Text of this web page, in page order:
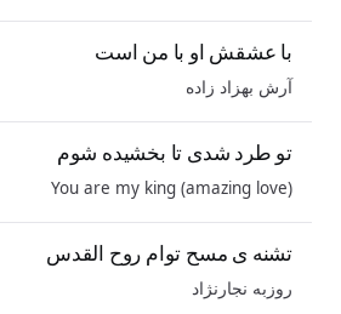
با عشقش او با من است
آرش بهزاد زاده
تو طرد شدی تا بخشیده شوم
You are my king (amazing love)
تشنه ی مسح توام روح القدس
روزبه نجارنژاد